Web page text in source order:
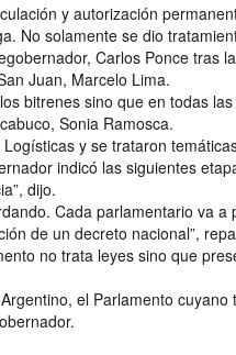
y autorización
No solamente se dio
Carlos Ponce
Juan, Marcelo Lima.
bitrenes sino que en todas
Sonia Ramosca.
y se trataron
indicó las siguientes
dijo.
Cada parlamentario va
de un decreto nacional”,
no trata leyes sino que
el Parlamento